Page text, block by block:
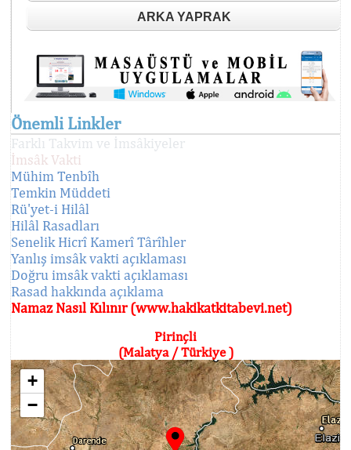
ARKA YAPRAK
Önemli Linkler
Farklı Takvim ve İmsâkiyeler
İmsâk Vakti
Mühim Tenbîh
Temkin Müddeti
Rü'yet-i Hilâl
Hilâl Rasadları
Senelik Hicrî Kamerî Târîhler
Yanlış imsâk vakti açıklaması
Doğru imsâk vakti açıklaması
Rasad hakkında açıklama
Namaz Nasıl Kılınır (www.hakikatkitabevi.net)
Pirinçli
(Malatya / Türkiye )
+
−